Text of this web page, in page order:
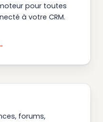
pour toutes
à votre CRM.
forums,